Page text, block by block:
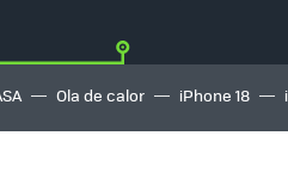
Ola de calor iPhone 18